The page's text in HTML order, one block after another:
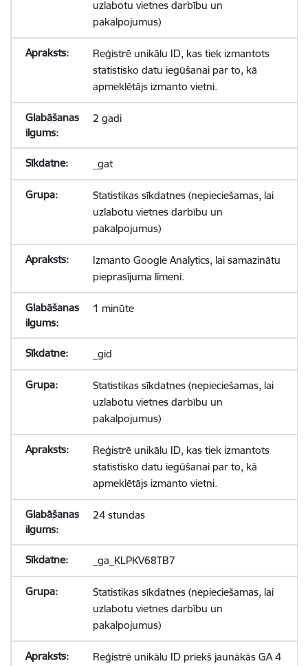
uzlabotu vietnes darbību un
pakalpojumus)
Reģistrē unikālu ID, kas tiek izmantots
statistisko datu iegūšanai par to, kā
apmeklētājs izmanto vietni.
2 gadi
_gat
Statistikas sīkdatnes (nepieciešamas, lai
uzlabotu vietnes darbību un
pakalpojumus)
Izmanto Google Analytics, lai samazinātu
pieprasījuma līmeni.
1 minūte
_gid
Statistikas sīkdatnes (nepieciešamas, lai
uzlabotu vietnes darbību un
pakalpojumus)
Reģistrē unikālu ID, kas tiek izmantots
statistisko datu iegūšanai par to, kā
apmeklētājs izmanto vietni.
24 stundas
_ga_KLPKV68TB7
Statistikas sīkdatnes (nepieciešamas, lai
uzlabotu vietnes darbību un
pakalpojumus)
Reģistrē unikālu ID priekš jaunākās GA 4